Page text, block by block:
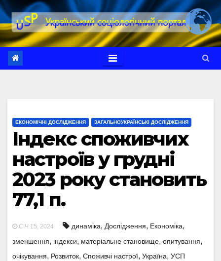
Перейти
до
вмісту
ЕКОНОМІЧНІ ДОСЛІДЖЕННЯ ЗАГАЛЬНОУКРАЇНСЬКІ ДОСЛІДЖЕННЯ
Індекс споживчих
настроїв у грудні
2023 року становить
77,1 п.
СІЧ 15, 2024 динаміка, Дослідження, Економіка,
зменшення, індекси, матеріальне становище, опитування,
очікування, Розвиток, Споживчі настрої, Україна, УСП